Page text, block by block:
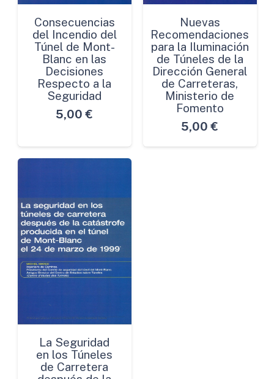
Consecuencias
del Incendio del
Túnel de Mont-
Blanc en las
Decisiones
Respecto a la
Seguridad
5,00 €
Nuevas
Recomendaciones
para la Iluminación
de Túneles de la
Dirección General
de Carreteras,
Ministerio de
Fomento
5,00 €
La Seguridad
en los Túneles
de Carretera